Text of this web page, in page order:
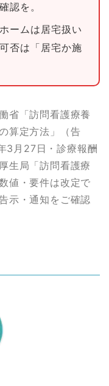
認を。
ームは居宅扱い
否は「居宅か施
省「訪問看護療養
算定方法」（告
3月27日・診療報酬
生局「訪問看護療
値・要件は改定で
示・通知をご確認